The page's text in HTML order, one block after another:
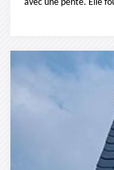
avec une pente. Elle